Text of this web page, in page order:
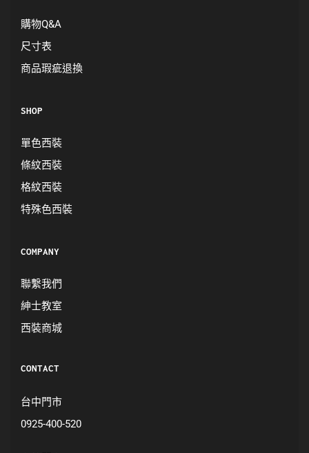
購物Q&A
尺寸表
商品瑕疵退換
SHOP
單色西裝
條紋西裝
格紋西裝
特殊色西裝
COMPANY
聯繫我們
紳士教室
西裝商城
CONTACT
台中門市
0925-400-520